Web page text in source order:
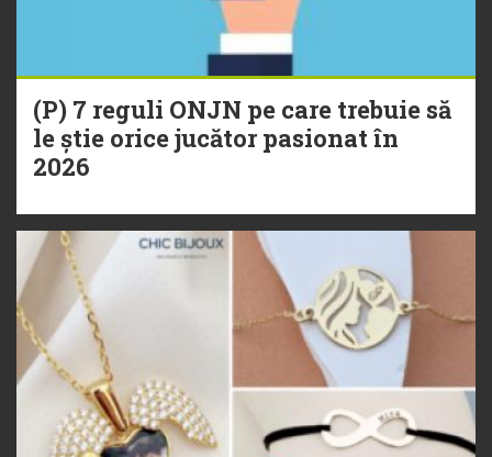
(P) 7 reguli ONJN pe care trebuie să
le știe orice jucător pasionat în
2026